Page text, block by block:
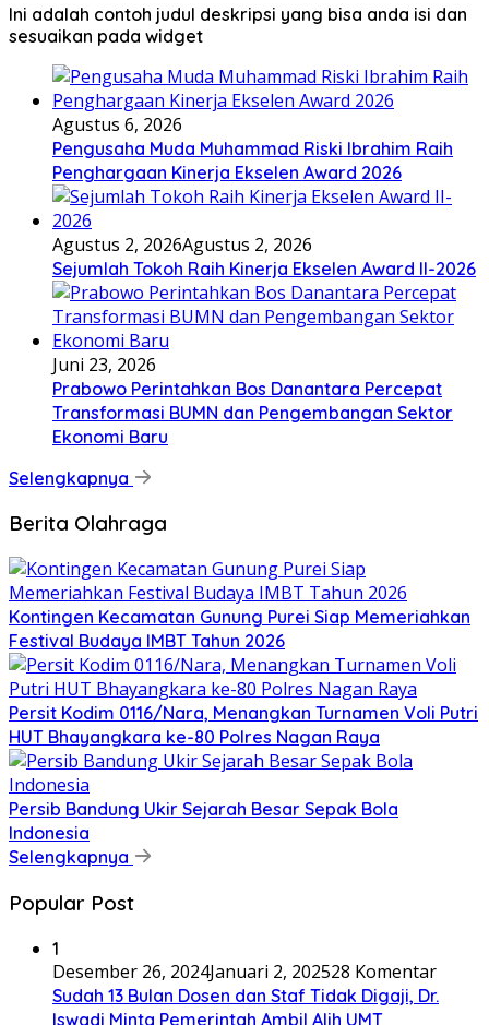
Ini adalah contoh judul deskripsi yang bisa anda isi dan
sesuaikan pada widget
Agustus 6, 2026
Pengusaha Muda Muhammad Riski Ibrahim Raih
Penghargaan Kinerja Ekselen Award 2026
Agustus 2, 2026Agustus 2, 2026
Sejumlah Tokoh Raih Kinerja Ekselen Award II-2026
Juni 23, 2026
Prabowo Perintahkan Bos Danantara Percepat
Transformasi BUMN dan Pengembangan Sektor
Ekonomi Baru
Selengkapnya
Berita Olahraga
Kontingen Kecamatan Gunung Purei Siap Memeriahkan
Festival Budaya IMBT Tahun 2026
Persit Kodim 0116/Nara, Menangkan Turnamen Voli Putri
HUT Bhayangkara ke-80 Polres Nagan Raya
Persib Bandung Ukir Sejarah Besar Sepak Bola
Indonesia
Selengkapnya
Popular Post
1
Desember 26, 2024Januari 2, 202528 Komentar
Sudah 13 Bulan Dosen dan Staf Tidak Digaji, Dr.
Iswadi Minta Pemerintah Ambil Alih UMT